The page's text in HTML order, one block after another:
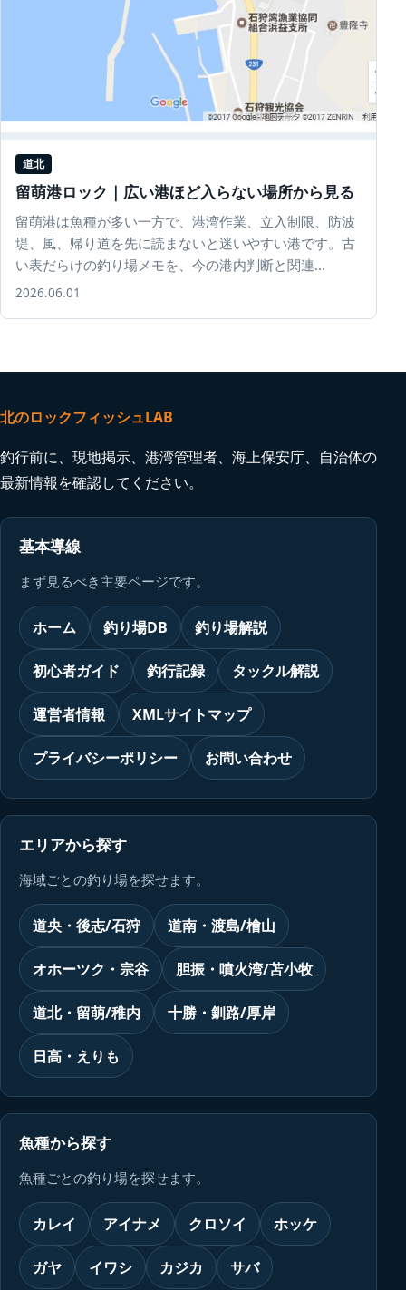
道北
留萌港ロック｜広い港ほど入らない場所から見る
留萌港は魚種が多い一方で、港湾作業、立入制限、防波
堤、風、帰り道を先に読まないと迷いやすい港です。古
い表だらけの釣り場メモを、今の港内判断と関連...
2026.06.01
北のロックフィッシュLAB
釣行前に、現地掲示、港湾管理者、海上保安庁、自治体の
最新情報を確認してください。
基本導線
まず見るべき主要ページです。
ホーム 釣り場DB 釣り場解説
初心者ガイド 釣行記録 タックル解説
運営者情報 XMLサイトマップ
プライバシーポリシー お問い合わせ
エリアから探す
海域ごとの釣り場を探せます。
道央・後志/石狩 道南・渡島/檜山
オホーツク・宗谷 胆振・噴火湾/苫小牧
道北・留萌/稚内 十勝・釧路/厚岸
日高・えりも
魚種から探す
魚種ごとの釣り場を探せます。
カレイ アイナメ クロソイ ホッケ
ガヤ イワシ カジカ サバ